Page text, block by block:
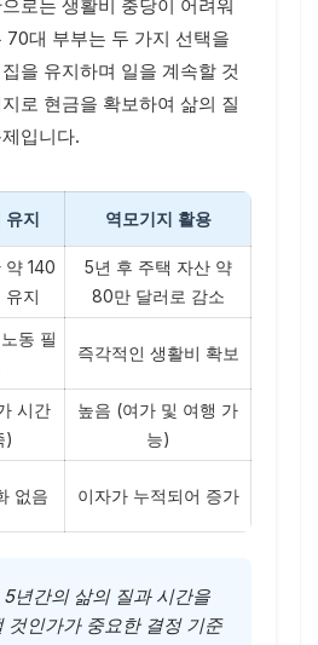
로는 생활비 충당이 어려워
70대 부부는 두 가지 선택을
을 유지하며 일을 계속할 것
로 현금을 확보하여 삶의 질
입니다.
유지 역모기지 활용
약 140
유지
5년 후 주택 자산 약
80만 달러로 감소
동 필
즉각적인 생활비 확보
시간
)
높음 (여가 및 여행 가
능)
없음 이자가 누적되어 증가
5년간의 삶의 질과 시간을
것인가가 중요한 결정 기준